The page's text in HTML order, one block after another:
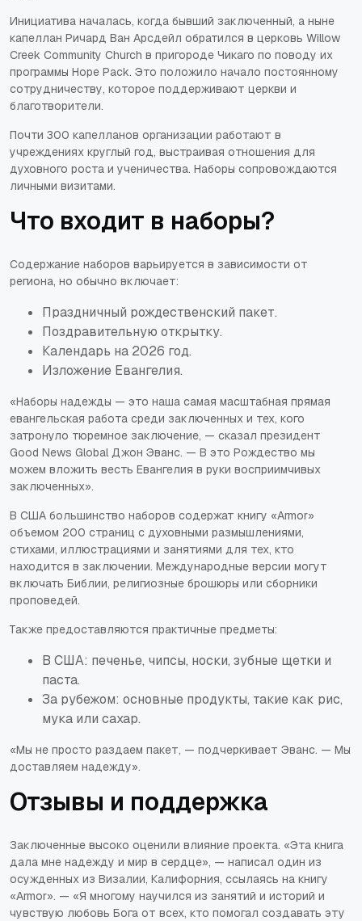
Инициатива началась, когда бывший заключенный, а ныне
капеллан Ричард Ван Арсдейл обратился в церковь Willow
Creek Community Church в пригороде Чикаго по поводу их
программы Hope Pack. Это положило начало постоянному
сотрудничеству, которое поддерживают церкви и
благотворители.
Почти 300 капелланов организации работают в
учреждениях круглый год, выстраивая отношения для
духовного роста и ученичества. Наборы сопровождаются
личными визитами.
Что входит в наборы?
Содержание наборов варьируется в зависимости от
региона, но обычно включает:
Праздничный рождественский пакет.
Поздравительную открытку.
Календарь на 2026 год.
Изложение Евангелия.
«Наборы надежды — это наша самая масштабная прямая
евангельская работа среди заключенных и тех, кого
затронуло тюремное заключение, — сказал президент
Good News Global Джон Эванс. — В это Рождество мы
можем вложить весть Евангелия в руки восприимчивых
заключенных».
В США большинство наборов содержат книгу «Armor»
объемом 200 страниц с духовными размышлениями,
стихами, иллюстрациями и занятиями для тех, кто
находится в заключении. Международные версии могут
включать Библии, религиозные брошюры или сборники
проповедей.
Также предоставляются практичные предметы:
В США: печенье, чипсы, носки, зубные щетки и
паста.
За рубежом: основные продукты, такие как рис,
мука или сахар.
«Мы не просто раздаем пакет, — подчеркивает Эванс. — Мы
доставляем надежду».
Отзывы и поддержка
Заключенные высоко оценили влияние проекта. «Эта книга
дала мне надежду и мир в сердце», — написал один из
осужденных из Визалии, Калифорния, ссылаясь на книгу
«Armor». — «Я многому научился из занятий и историй и
чувствую любовь Бога от всех, кто помогал создавать эту